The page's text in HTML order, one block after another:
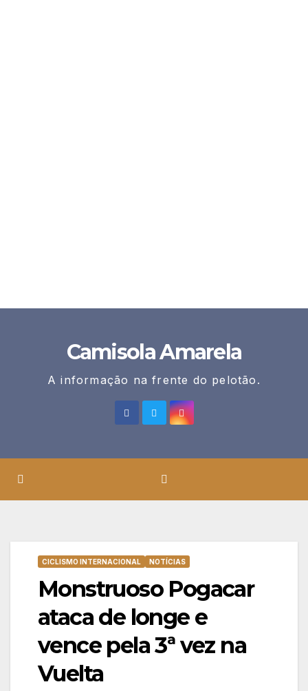
Camisola Amarela
A informação na frente do pelotão.
CICLISMO INTERNACIONAL NOTÍCIAS
Monstruoso Pogacar
ataca de longe e
vence pela 3ª vez na
Vuelta